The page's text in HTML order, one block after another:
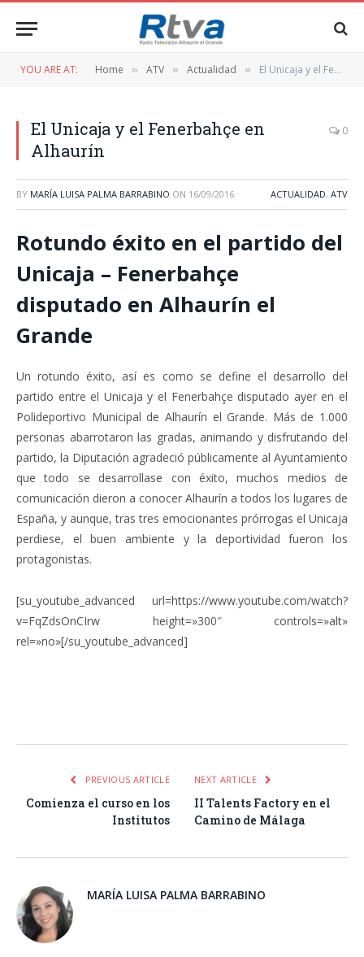
YOU ARE AT: Home » ATV » Actualidad » El Unicaja y el Fenerbahçe en Alhaurín
El Unicaja y el Fenerbahçe en
Alhaurín
0
BY MARÍA LUISA PALMA BARRABINO ON 16/09/2016 ACTUALIDAD, ATV
Rotundo éxito en el partido del
Unicaja – Fenerbahçe
disputado en Alhaurín el
Grande
Un rotundo éxito, así es como se define el desarrollo del
partido entre el Unicaja y el Fenerbahçe disputado ayer en el
Polideportivo Municipal de Alhaurín el Grande. Más de 1.000
personas abarrotaron las gradas, animando y disfrutando del
partido, la Diputación agradeció públicamente al Ayuntamiento
que todo se desarrollase con éxito, muchos medios de
comunicación dieron a conocer Alhaurín a todos los lugares de
España, y aunque, tras tres emocionantes prórrogas el Unicaja
perdiese, el buen ambiente y la deportividad fueron los
protagonistas.
[su_youtube_advanced url=https://www.youtube.com/watch?
v=FqZdsOnCIrw height=»300″ controls=»alt»
rel=»no»[/su_youtube_advanced]
PREVIOUS ARTICLE
Comienza el curso en los
Institutos
NEXT ARTICLE
II Talents Factory en el
Camino de Málaga
MARÍA LUISA PALMA BARRABINO